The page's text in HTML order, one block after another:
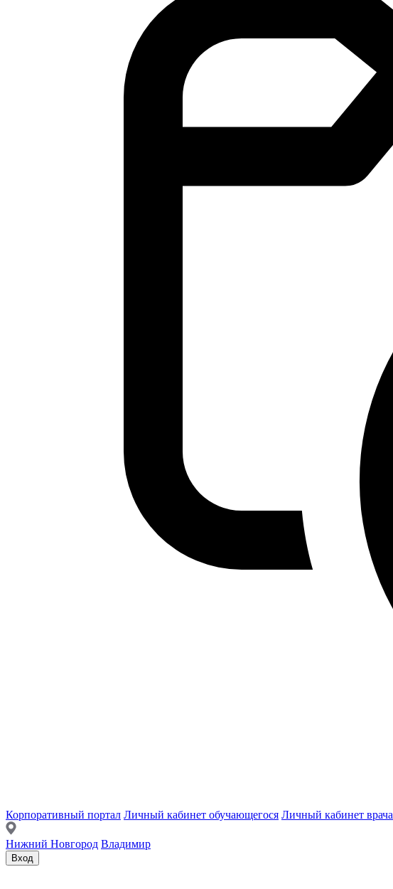
Корпоративный портал Личный кабинет обучающегося Личный кабинет врача
Нижний Новгород Владимир
Вход